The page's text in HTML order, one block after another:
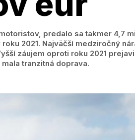
predalo sa takmer 4,7
2021. Najväčší medziročný
záujem oproti roku 2021
tranzitná doprava.